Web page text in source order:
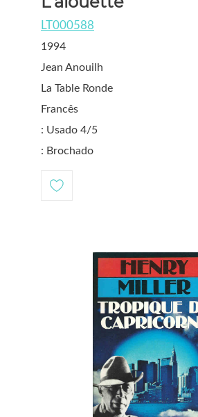
LT000588
1994
Jean Anouilh
La Table Ronde
Francês
: Usado 4/5
: Brochado